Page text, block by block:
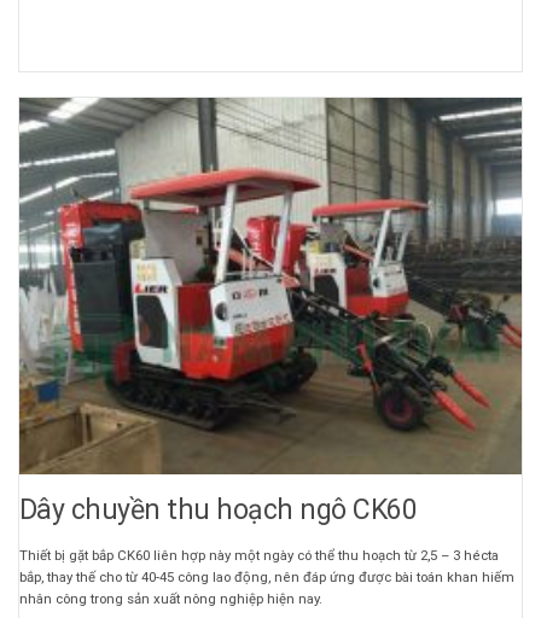
Dây chuyền thu hoạch ngô CK60
Thiết bị gặt bắp CK60 liên hợp này một ngày có thể thu hoạch từ 2,5 – 3 hécta
bắp, thay thế cho từ 40-45 công lao động, nên đáp ứng được bài toán khan hiếm
nhân công trong sản xuất nông nghiệp hiện nay.